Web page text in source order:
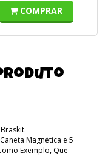
COMPRAR
Magnética e 5
Exemplo, Que